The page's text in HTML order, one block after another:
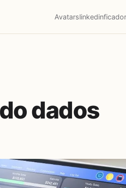
Avatarslinkedinficador
dados